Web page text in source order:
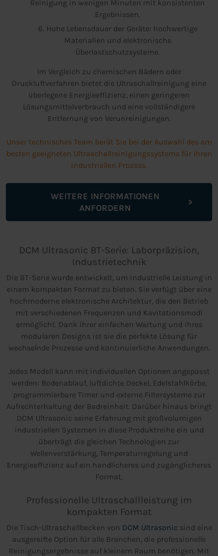
Reinigung in wenigen Minuten mit konsistenten
Ergebnissen.
Hohe Lebensdauer der Geräte: hochwertige
Materialien und elektronische
Überlastschutzsysteme.
Im Vergleich zu chemischen Bädern oder
Druckluftverfahren bietet die Ultraschallreinigung eine
überlegene Energieeffizienz, einen geringeren
Lösungsmittelverbrauch und eine vollständigere
Entfernung von Verunreinigungen.
Unser technisches Team berät Sie bei der Auswahl des am
besten geeigneten Ultraschallreinigungssystems für Ihren
industriellen Prozess.
WEITERE INFORMATIONEN
ANFORDERN
DCM Ultrasonic BT-Serie: Laborpräzision,
Industrietechnik
Die BT-Serie wurde entwickelt, um industrielle Leistung in
einem kompakten Format zu bieten. Sie verfügt über eine
hochmoderne elektronische Architektur, die den Betrieb
mit verschiedenen Frequenzen und Kavitationsmodi
ermöglicht. Dank ihrer einfachen Wartung und ihres
modularen Designs ist sie die perfekte Lösung für
wechselnde Prozesse und kontinuierliche Anwendungen.
Jedes Modell kann mit individuellen Optionen angepasst
werden: Bodenablauf, luftdichte Deckel, Edelstahlkörbe,
programmierbare Timer und externe Filtersysteme zur
Aufrechterhaltung der Badreinheit. Darüber hinaus bringt
DCM Ultrasonic seine Erfahrung mit großvolumigen
industriellen Systemen in diese Produktreihe ein und
überträgt die gleichen Technologien zur
Wellenverstärkung, Temperaturregelung und
Energieeffizienz auf ein handlicheres und zugänglicheres
Format.
Professionelle Ultraschallleistung im
kompakten Format
Die Tisch-Ultraschallbecken von DCM Ultrasonic sind eine
ausgereifte Option für alle Branchen, die professionelle
Reinigungsergebnisse auf kleinem Raum benötigen. Mit